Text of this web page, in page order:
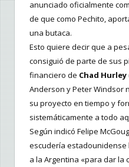
anunciado oficialmente
de que como Pechito,
una butaca.
Esto quiere decir que a
consiguió de parte de sus
financiero de Chad Hurley
Anderson y Peter Windsor
su proyecto en tiempo y
sistemáticamente a todo
Según indicó Felipe
escudería estadounidense
a la Argentina «para dar la